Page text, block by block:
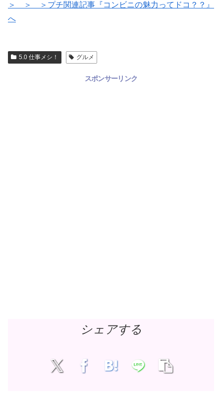
＞ ＞ ＞プチ関連記事『コンビニの魅力ってドコ？？』
へ
5.0 仕事メシ！ グルメ
スポンサーリンク
シェアする